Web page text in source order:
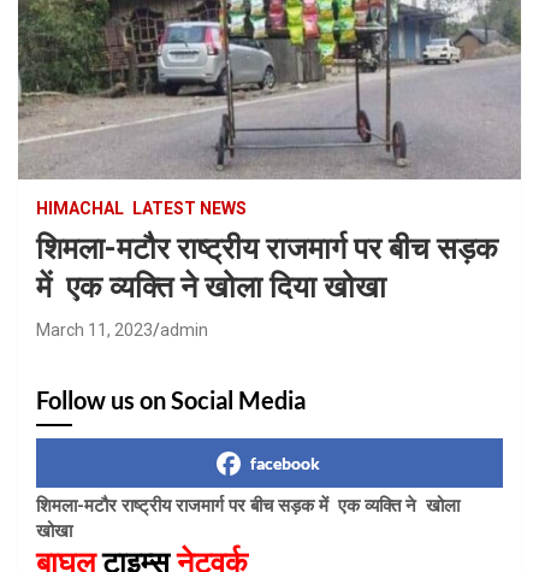
HIMACHAL LATEST NEWS
शिमला-मटौर राष्ट्रीय राजमार्ग पर बीच सड़क
में एक व्यक्ति ने खोला दिया खोखा
March 11, 2023 admin
Follow us on Social Media
facebook
शिमला-मटौर राष्ट्रीय राजमार्ग पर बीच सड़क में एक व्यक्ति ने खोला
खोखा
बाघलटाइम्सनेटवर्क